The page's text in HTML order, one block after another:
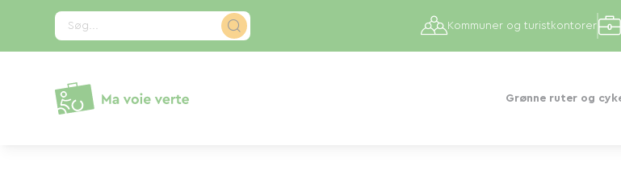
Søg...
Grønne ruter og
Kommuner og turistkontorer
CCookie-styringspanel